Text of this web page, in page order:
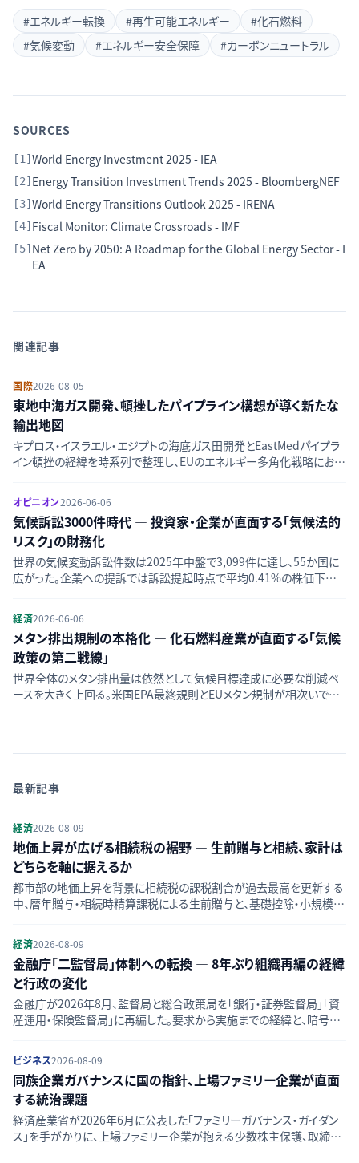
#エネルギー転換 #再生可能エネルギー #化石燃料
#気候変動 #エネルギー安全保障 #カーボンニュートラル
SOURCES
[1 ] World Energy Investment 2025 - IEA
[2] Energy Transition Investment Trends 2025 - BloombergNEF
[3] World Energy Transitions Outlook 2025 - IRENA
[4] Fiscal Monitor: Climate Crossroads - IMF
[5] Net Zero by 2050: A Roadmap for the Global Energy Sector - I
EA
関連記事
国際2026-08-05
東地中海ガス開発、頓挫したパイプライン構想が導く新たな
輸出地図
キプロス・イスラエル・エジプトの海底ガス田開発とEastMedパイプラ
イン頓挫の経緯を時系列で整理し、EUのエネルギー多角化戦略におけ
オピニオン2026-06-06
気候訴訟3000件時代 — 投資家・企業が直面する「気候法的
リスク」の財務化
世界の気候変動訴訟件数は2025年中盤で3,099件に達し、55か国に
広がった。企業への提訴では訴訟提起時点で平均0.41%の株価下落
る。規制強化との相乗効果を含め、気候訴訟が投資家・企業の意思決
定に与える構造的変化を分析する。
経済2026-06-06
メタン排出規制の本格化 — 化石燃料産業が直面する「気候
政策の第二戦線」
世界全体のメタン排出量は依然として気候目標達成に必要な削減ペ
ースを大きく上回る。米国EPA最終規則とEUメタン規制が相次いで施
最新記事
経済2026-08-09
地価上昇が広げる相続税の裾野 — 生前贈与と相続、家計は
どちらを軸に据えるか
都市部の地価上昇を背景に相続税の課税割合が過去最高を更新する
中、暦年贈与・相続時精算課税による生前贈与と、基礎控除・小規模宅
比較する。
経済2026-08-09
金融庁「二監督局」体制への転換 — 8年ぶり組織再編の経緯
と行政の変化
金融庁が2026年8月、監督局と総合政策局を「銀行・証券監督局」「資
産運用・保険監督局」に再編した。要求から実施までの経緯と、暗号資
ビジネス2026-08-09
同族企業ガバナンスに国の指針、上場ファミリー企業が直面
する統治課題
経済産業省が2026年6月に公表した「ファミリーガバナンス・ガイダン
ス」を手がかりに、上場ファミリー企業が抱える少数株主保護、取締役